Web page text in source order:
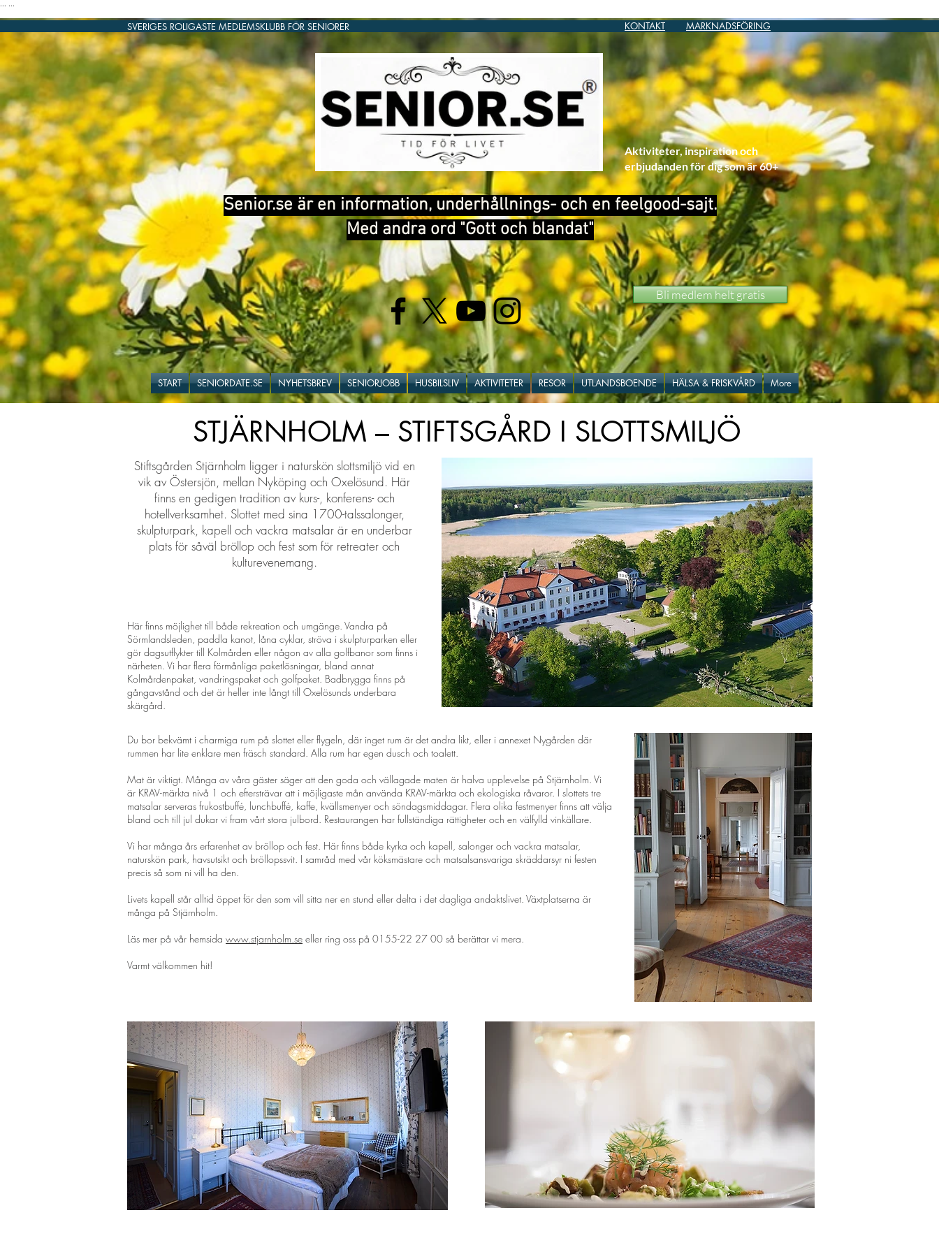
SVERIGES ROLIGASTE MEDLEMSKLUBB FÖR SENIORER KONTAKT MARKNADSFÖRING
Aktiviteter, inspiration och
erbjudanden för dig som är 60+
Senior.se är en information, underhållnings- och en feelgood-sajt.
Med andra ord "Gott och blandat"
Bli medlem helt gratis
START SENIORDATE.SE NYHETSBREV SENIORJOBB HUSBILSLIV AKTIVITETER RESOR UTLANDSBOENDE HÄLSA & FRISKVÅRD More
STJÄRNHOLM – STIFTSGÅRD I SLOTTSMILJÖ
Stiftsgården Stjärnholm ligger i naturskön slottsmiljö vid en
vik av Östersjön, mellan Nyköping och Oxelösund. Här
finns en gedigen tradition av kurs-, konferens- och
hotellverksamhet. Slottet med sina 1700-talssalonger,
skulpturpark, kapell och vackra matsalar är en underbar
plats för såväl bröllop och fest som för retreater och
kulturevenemang.
Här finns möjlighet till både rekreation och umgänge. Vandra på
Sörmlandsleden, paddla kanot, låna cyklar, ströva i skulpturparken eller
gör dagsutflykter till Kolmården eller någon av alla golfbanor som finns i
närheten. Vi har flera förmånliga paketlösningar, bland annat
Kolmårdenpaket, vandringspaket och golfpaket. Badbrygga finns på
gångavstånd och det är heller inte långt till Oxelösunds underbara
skärgård.
Du bor bekvämt i charmiga rum på slottet eller flygeln, där inget rum är det andra likt, eller i annexet Nygården där
rummen har lite enklare men fräsch standard. Alla rum har egen dusch och toalett.
Mat är viktigt. Många av våra gäster säger att den goda och vällagade maten är halva upplevelse på Stjärnholm. Vi
är KRAV-märkta nivå 1 och eftersträvar att i möjligaste mån använda KRAV-märkta och ekologiska råvaror. I slottets tre
matsalar serveras frukostbuffé, lunchbuffé, kaffe, kvällsmenyer och söndagsmiddagar. Flera olika festmenyer finns att välja
bland och till jul dukar vi fram vårt stora julbord. Restaurangen har fullständiga rättigheter och en välfylld vinkällare.
Vi har många års erfarenhet av bröllop och fest. Här finns både kyrka och kapell, salonger och vackra matsalar,
naturskön park, havsutsikt och bröllopssvit. I samråd med vår köksmästare och matsalsansvariga skräddarsyr ni festen
precis så som ni vill ha den.
Livets kapell står alltid öppet för den som vill sitta ner en stund eller delta i det dagliga andaktslivet. Växtplatserna är
många på Stjärnholm.
Läs mer på vår hemsida www.stjarnholm.se eller ring oss på 0155-22 27 00 så berättar vi mera.
Varmt välkommen hit!